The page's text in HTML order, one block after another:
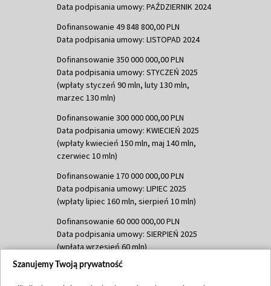
Data podpisania umowy: PAŹDZIERNIK 2024
Dofinansowanie 49 848 800,00 PLN
Data podpisania umowy: LISTOPAD 2024
Dofinansowanie 350 000 000,00 PLN
Data podpisania umowy: STYCZEŃ 2025
(wpłaty styczeń 90 mln, luty 130 mln,
marzec 130 mln)
Dofinansowanie 300 000 000,00 PLN
Data podpisania umowy: KWIECIEŃ 2025
(wpłaty kwiecień 150 mln, maj 140 mln,
czerwiec 10 mln)
Dofinansowanie 170 000 000,00 PLN
Data podpisania umowy: LIPIEC 2025
(wpłaty lipiec 160 mln, sierpień 10 mln)
Dofinansowanie 60 000 000,00 PLN
Data podpisania umowy: SIERPIEŃ 2025
(wpłata wrzesień 60 mln)
Dofinansowanie 635 783 051,21 PLN
Szanujemy Twoją prywatność